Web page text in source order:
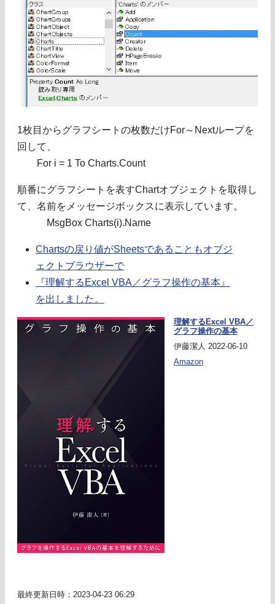
1枚目からグラフシートの枚数だけFor～Nextループを
回して、
For i = 1 To Charts.Count
順番にグラフシートを表すChartオブジェクトを取得し
て、名前をメッセージボックスに表示しています。
MsgBox Charts(i).Name
Chartsの戻り値がSheetsであることもオブジ
ェクトブラウザーで
『理解するExcel VBA／グラフ操作の基本』
を出しました。
理解するExcel VBA／
グラフ操作の基本
伊藤潔人 2022-06-10
Amazon
最終更新日時：2023-04-23 06:29